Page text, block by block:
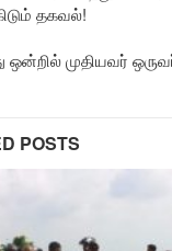
தகவல்!
ஒன்றில் முதியவர்
POSTS